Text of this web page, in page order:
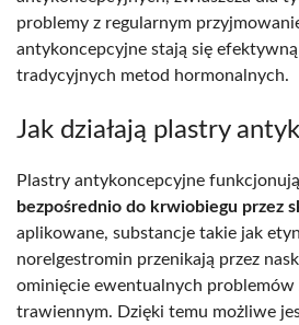
problemy z regularnym
antykoncepcyjne stają się
tradycyjnych metod hormonalnych.
Jak działają plastry
Plastry antykoncepcyjne
bezpośrednio do krwiobiegu przez
aplikowane, substancje takie jak
norelgestromin przenikają przez
ominięcie ewentualnych problemów
trawiennym. Dzięki temu możliwe